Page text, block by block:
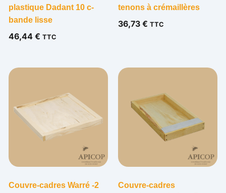
plastique Dadant 10 c-
bande lisse
46,44 € TTC
tenons à crémaillères
36,73 € TTC
Couvre-cadres Warré -2
Couvre-cadres